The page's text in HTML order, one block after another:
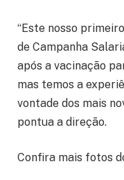
“Este nosso
de Campanha
após a vacinação
mas temos a
vontade dos mais
pontua a direção.
Confira mais fotos